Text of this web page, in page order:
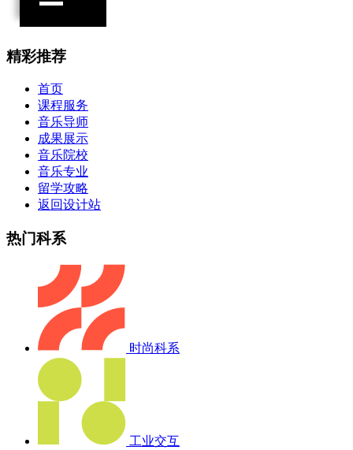
精彩推荐
首页
课程服务
音乐导师
成果展示
音乐院校
音乐专业
留学攻略
返回设计站
热门科系
时尚科系
工业交互